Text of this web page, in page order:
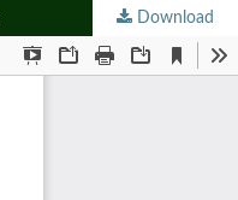
Download